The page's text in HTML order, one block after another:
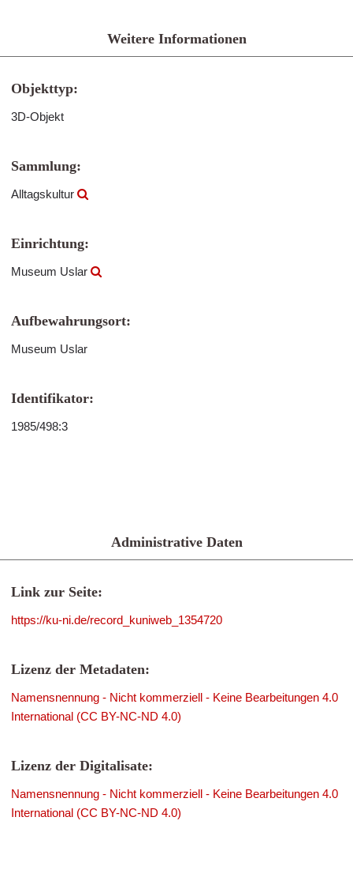
Weitere Informationen
Objekttyp:
3D-Objekt
Sammlung:
Alltagskultur
Einrichtung:
Museum Uslar
Aufbewahrungsort:
Museum Uslar
Identifikator:
1985/498:3
Administrative Daten
Link zur Seite:
https://ku-ni.de/record_kuniweb_1354720
Lizenz der Metadaten:
Namensnennung - Nicht kommerziell - Keine Bearbeitungen 4.0
International (CC BY-NC-ND 4.0)
Lizenz der Digitalisate:
Namensnennung - Nicht kommerziell - Keine Bearbeitungen 4.0
International (CC BY-NC-ND 4.0)